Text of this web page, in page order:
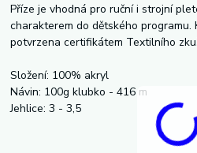
Příze je vhodná pro ruční i strojní
charakterem do dětského programu.
potvrzena certifikátem Textilního
Složení: 100% akryl
Návin: 100g klubko - 416 m
Jehlice: 3 - 3,5